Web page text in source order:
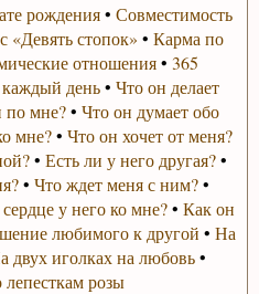
рождения• Совместимость
«Девять стопок» • Карма по
отношения•365
день• Что он делает
по мне?•Что он думает обо
мне?• Что он хочет от меня?
•Есть ли у него другая?•
•Что ждет меня с ним?•
у него ко мне?• Как он
любимого к другой • На
двух иголках на любовь•
розы